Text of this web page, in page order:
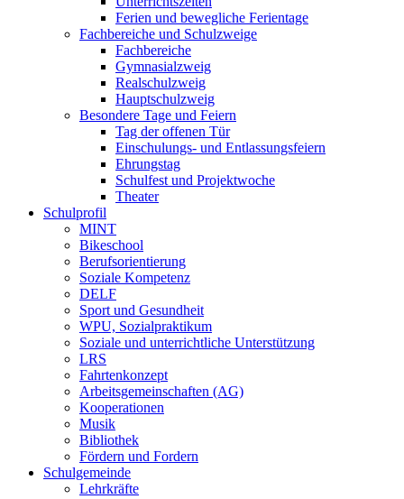
Ferien und bewegliche Ferientage
Fachbereiche und Schulzweige
Fachbereiche
Gymnasialzweig
Realschulzweig
Hauptschulzweig
Besondere Tage und Feiern
Tag der offenen Tür
Einschulungs- und Entlassungsfeiern
Ehrungstag
Schulfest und Projektwoche
Theater
Schulprofil
MINT
Bikeschool
Berufsorientierung
Soziale Kompetenz
DELF
Sport und Gesundheit
WPU, Sozialpraktikum
Soziale und unterrichtliche Unterstützung
LRS
Fahrtenkonzept
Arbeitsgemeinschaften (AG)
Kooperationen
Musik
Bibliothek
Fördern und Fordern
Schulgemeinde
Lehrkräfte